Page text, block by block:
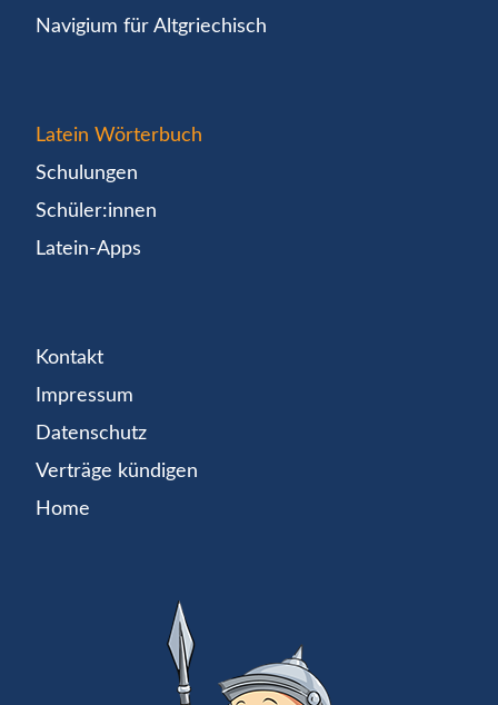
Navigium für Altgriechisch
Latein Wörterbuch
Schulungen
Schüler:innen
Latein-Apps
Kontakt
Impressum
Datenschutz
Verträge kündigen
Home